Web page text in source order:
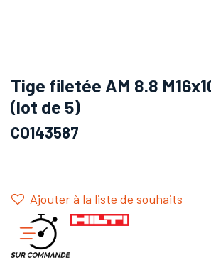
Tige filetée AM 8.8
(lot de 5)
CO143587
Ajouter à la liste de souhaits